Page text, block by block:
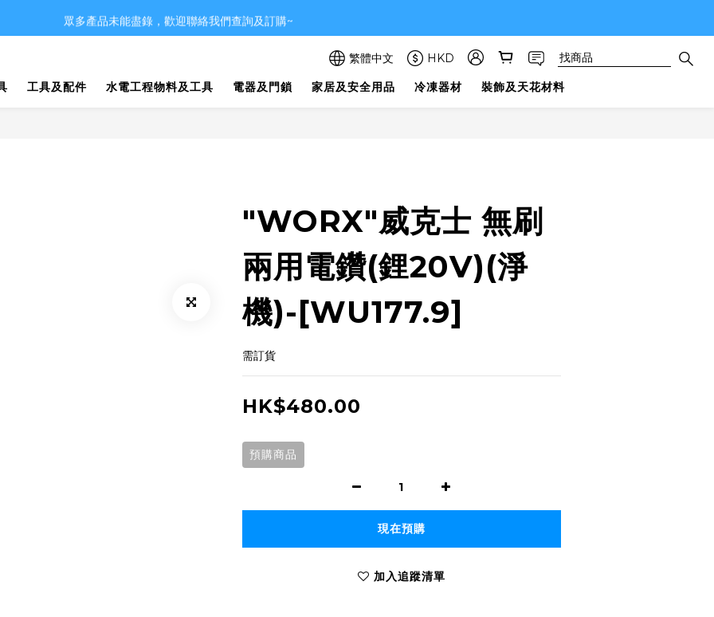
眾多產品未能盡錄，歡迎聯絡我們查詢及訂購~
眾多產品未能盡錄，歡迎聯絡我們查詢及訂購~
眾多產品未能盡錄，歡迎聯絡我們查詢及訂購~
繁體中文 HKD
工具及配件 水電工程物料及工具 電器及門鎖 家居及安全用品 冷凍器材 裝飾及天花材料
"WORX"威克士 無刷
兩用電鑽(鋰20V)(淨
機)-[WU177.9]
需訂貨
HK$480.00
預購商品
現在預購
加入追蹤清單